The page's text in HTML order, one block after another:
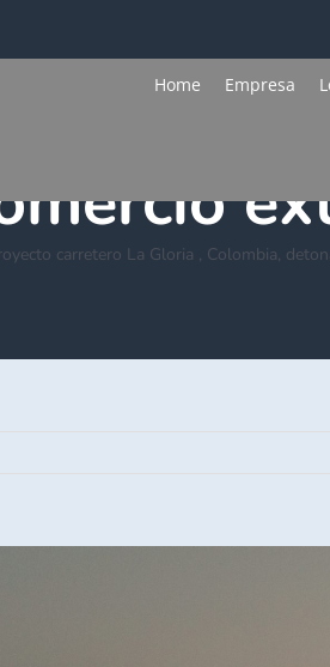
Home Empresa
carretero La Gloria , Colombia,